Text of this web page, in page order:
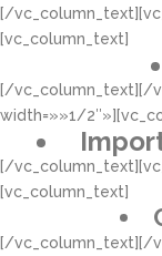
[/
[vc_column_text]
[/vc_column_text][/
width=»»1/
[/
[vc_column_text]
[/vc_column_text][/